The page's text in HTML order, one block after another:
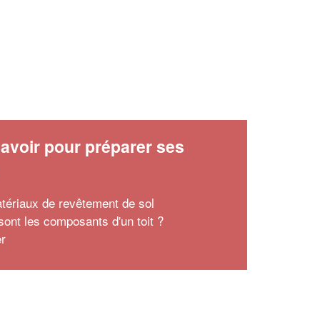
pour préparer ses
de revêtement de sol
les composants d'un toit ?